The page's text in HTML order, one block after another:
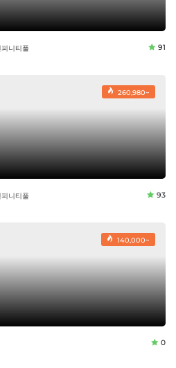
니티풀 91
260,980~
니티풀 93
140,000~
0